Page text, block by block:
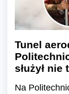
Tunel
służył
Na